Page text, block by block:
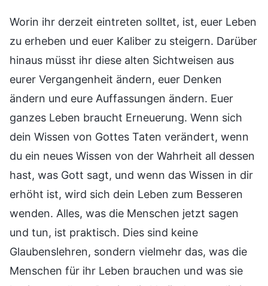
Worin ihr derzeit eintreten solltet, ist, euer Leben
zu erheben und euer Kaliber zu steigern. Darüber
hinaus müsst ihr diese alten Sichtweisen aus
eurer Vergangenheit ändern, euer Denken
ändern und eure Auffassungen ändern. Euer
ganzes Leben braucht Erneuerung. Wenn sich
dein Wissen von Gottes Taten verändert, wenn
du ein neues Wissen von der Wahrheit all dessen
hast, was Gott sagt, und wenn das Wissen in dir
erhöht ist, wird sich dein Leben zum Besseren
wenden. Alles, was die Menschen jetzt sagen
und tun, ist praktisch. Dies sind keine
Glaubenslehren, sondern vielmehr das, was die
Menschen für ihr Leben brauchen und was sie